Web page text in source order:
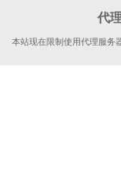
代
本站现在限制使用代理服务